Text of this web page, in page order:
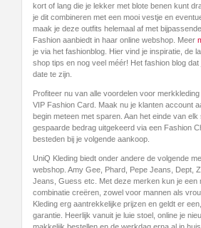
kort of lang die je lekker met blote benen kunt
je dit combineren met een mooi vestje en
maak je deze outfits helemaal af met
Fashion aanbiedt in haar online webshop. Meer
je via het fashionblog. Hier vind je inspiratie, de
shop tips en nog veel méér! Het fashion blog
date te zijn.
Profiteer nu van alle voordelen voor
VIP Fashion Card. Maak nu je klanten account
begin meteen met sparen. Aan het einde van
gespaarde bedrag uitgekeerd via een Fashion
besteden bij je volgende aankoop.
UniQ Kleding biedt onder andere de volgende
webshop. Amy Gee, Phard, Pepe Jeans, Dept,
Jeans, Guess etc. Met deze merken kun je een
combinatie creëren, zowel voor mannen als
Kleding erg aantrekkelijke prijzen en geldt er
garantie. Heerlijk vanuit je luie stoel, online je